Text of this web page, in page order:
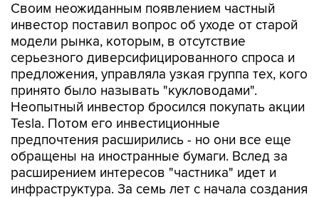
Своим неожиданным появлением частный
инвестор поставил вопрос об уходе от старой
модели рынка, которым, в отсутствие
серьезного диверсифицированного спроса и
предложения, управляла узкая группа тех, кого
принято было называть "кукловодами".
Неопытный инвестор бросился покупать акции
Tesla. Потом его инвестиционные
предпочтения расширились - но они все еще
обращены на иностранные бумаги. Вслед за
расширением интересов "частника" идет и
инфраструктура. За семь лет с начала создания